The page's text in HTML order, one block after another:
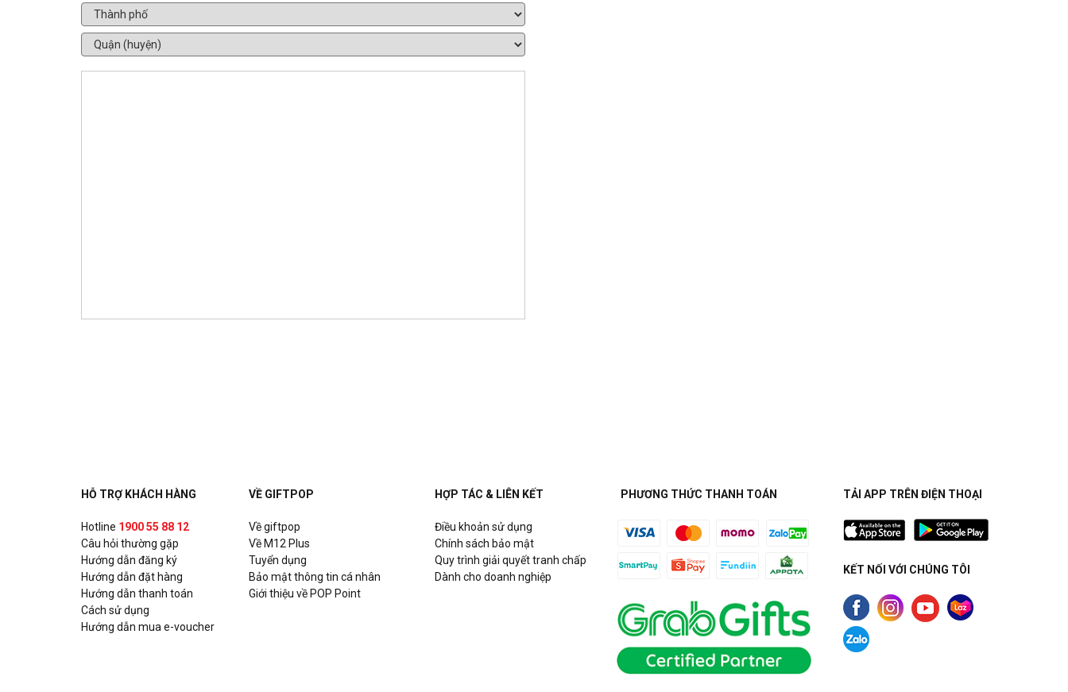
HỖ TRỢ KHÁCH HÀNG
Hotline 1900 55 88 12
Câu hỏi thường gặp
Hướng dẫn đăng ký
Hướng dẫn đặt hàng
Hướng dẫn thanh toán
Cách sử dụng
Hướng dẫn mua e-voucher
VỀ GIFTPOP
Về giftpop
Về M12 Plus
Tuyển dụng
Bảo mật thông tin cá nhân
Giới thiệu về POP Point
HỢP TÁC & LIÊN KẾT
Điều khoản sử dụng
Chính sách bảo mật
Quy trình giải quyết tranh chấp
Dành cho doanh nghiệp
PHƯƠNG THỨC THANH TOÁN TẢI APP TRÊN ĐIỆN THOẠI
KẾT NỐI VỚI CHÚNG TÔI